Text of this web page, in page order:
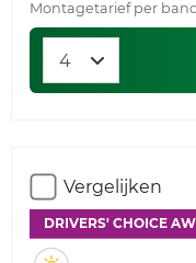
Montagetarief per
Vergelijken
DRIVERS' CHOICE